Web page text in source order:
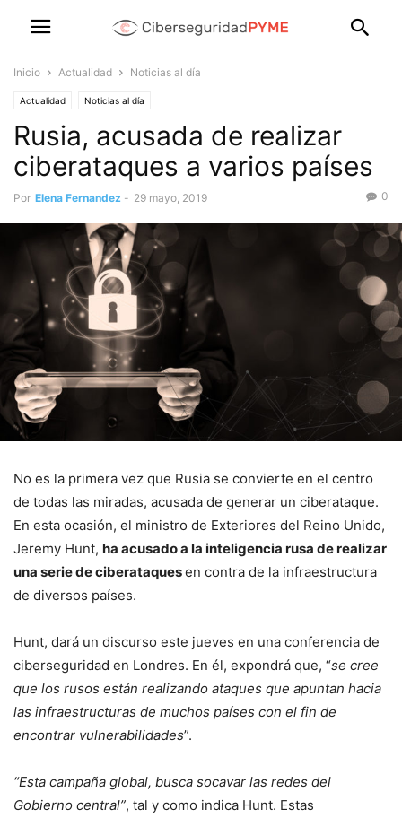
Inicio Actualidad Noticias al día
Actualidad Noticias al día
Rusia, acusada de realizar
ciberataques a varios países
Por Elena Fernandez - 29 mayo, 2019 0
No es la primera vez que Rusia se convierte en el centro
de todas las miradas, acusada de generar un ciberataque.
En esta ocasión, el ministro de Exteriores del Reino Unido,
Jeremy Hunt, ha acusado a la inteligencia rusa de realizar
una serie de ciberataquesen contra de la infraestructura
de diversos países.
Hunt, dará un discurso este jueves en una conferencia de
ciberseguridad en Londres. En él, expondrá que, “se cree
que los rusos están realizando ataques que apuntan hacia
las infraestructuras de muchos países con el fin de
encontrar vulnerabilidades”.
“Esta campaña global, busca socavar las redes del
Gobierno central”, tal y como indica Hunt. Estas